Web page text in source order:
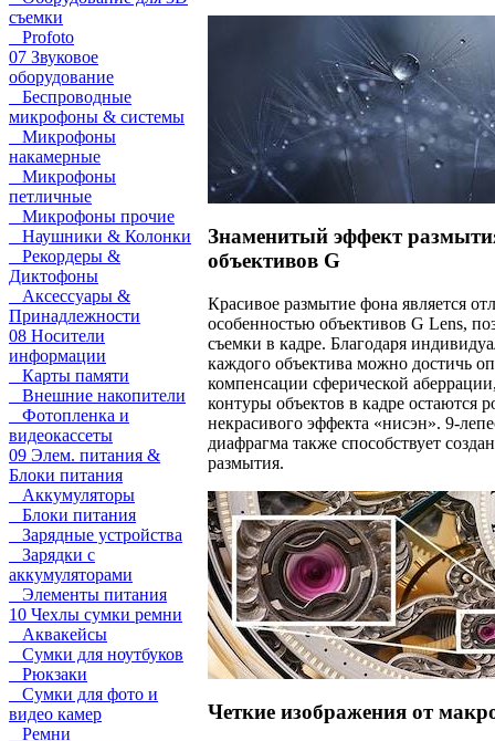
съемки
Profoto
07 Звуковое
оборудование
Беспроводные
микрофоны & системы
Микрофоны
накамерные
Микрофоны
петличные
Микрофоны прочие
Наушники & Колонки
Рекордеры &
Диктофоны
Аксессуары &
Принадлежности
08 Носители
информации
Карты памяти
Внешние накопители
Фотопленка и
видеокассеты
09 Элем. питания &
Блоки питания
Аккумуляторы
Блоки питания
Зарядные устройства
Зарядки с
аккумуляторами
Элементы питания
10 Чехлы сумки ремни
Аквакейсы
Сумки для ноутбуков
Рюкзаки
Сумки для фото и
видео камер
Ремни
Знаменитый эффект
объективов G
Красивое размытие фона является
особенностью объективов G Lens,
съемки в кадре. Благодаря
каждого объектива можно достичь
компенсации сферической аберрации,
контуры объектов в кадре остаются
некрасивого эффекта «нисэн». 9-
диафрагма также способствует
размытия.
Четкие изображения от